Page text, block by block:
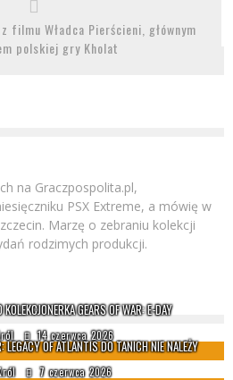
filmu Władca Pierścieni, głównym
polskiej gry Kholat
na Graczpospolita.pl,
PSX Extreme, a mówię w
Marzę o zebraniu kolekcji
rodzimych produkcji.
GEARS OF WAR: E-DAY
14 czerwca 2026
LEGACY OF ATLANTIS DO TANICH NIE NALEŻY
7 czerwca 2026